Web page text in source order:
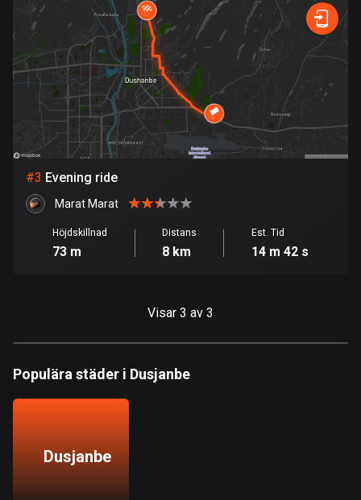
Belgien
4919 rutter
Belize
17 rutter
Bhutan
3 rutter
Bolivia
Bosnien och Hercegovina
347 rutter
Bulgarien
724 rutter
#3 Evening ride
Marat Marat
Höjdskillnad
73 m
Distans
8 km
Est. Tid
14 m 42 s
Visar 3 av 3
Populära städer i Dusjanbe
Dusjanbe